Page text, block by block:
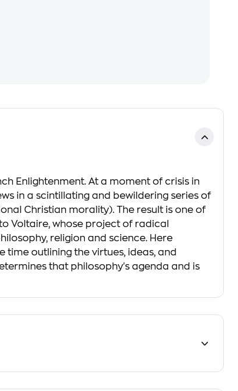
Enlightenment. At a moment of crisis in
in a scintillating and bewildering series of
Christian morality). The result is one of
Voltaire, whose project of radical
religion and science. Here
time outlining the virtues, ideas, and
that philosophy's agenda and is